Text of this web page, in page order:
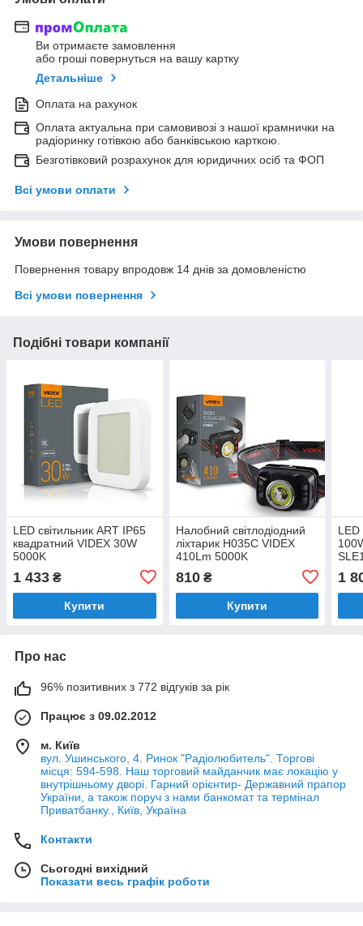
Ви отримаєте замовлення
або гроші повернуться на вашу картку
Детальніше
Оплата на рахунок
Оплата актуальна при самовивозі з нашої крамнички на
радіоринку готівкою або банківською карткою.
Безготівковий розрахунок для юридичних осіб та ФОП
Всі умови оплати
Умови повернення
Повернення товару впродовж 14 днів за домовленістю
Всі умови повернення
Подібні товари компанії
LED світильник ART IP65
квадратний VIDEX 30W
5000K
1 433 ₴
Купити
Налобний світлодіодний
ліхтарик H035C VIDEX
410Lm 5000K
USB))
810₴
Купити
LED
1
Про нас
96% позитивних з 772 відгуків за рік
Працює з 09.02.2012
м. Київ
вул. Ушинського, 4. Ринок "Радіолюбитель". Торгові
місця: 594-598. Наш торговий майданчик має локацію у
внутрішньому дворі. Гарний орієнтир- Державний прапор
України, а також поруч з нами банкомат та термінал
Приватбанку., Київ, Україна
Контакти
Сьогодні вихідний
Показати весь графік роботи